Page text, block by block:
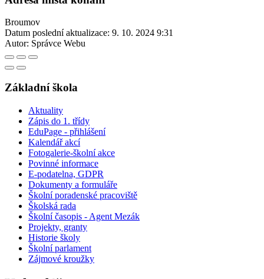
Broumov
Datum poslední aktualizace: 9. 10. 2024 9:31
Autor: Správce Webu
Základní škola
Aktuality
Zápis do 1. třídy
EduPage - přihlášení
Kalendář akcí
Fotogalerie-školní akce
Povinné informace
E-podatelna, GDPR
Dokumenty a formuláře
Školní poradenské pracoviště
Školská rada
Školní časopis - Agent Mezák
Projekty, granty
Historie školy
Školní parlament
Zájmové kroužky